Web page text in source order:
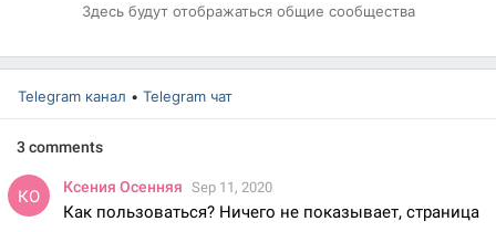
Здесь будут отображаться общие сообщества
Telegram канал • Telegram чат